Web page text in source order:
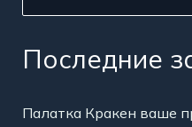
Последние
Палатка Кракен ваше